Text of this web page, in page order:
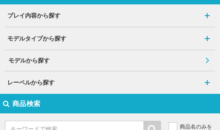
プレイ内容から探す
モデルタイプから探す
モデルから探す
レーベルから探す
商品検索
商品名のみを